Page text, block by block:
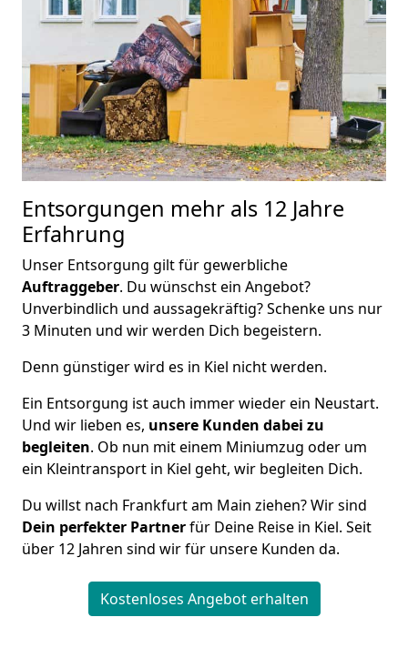
Entsorgungen mehr als 12 Jahre
Erfahrung
Unser Entsorgung gilt für gewerbliche
Auftraggeber. Du wünschst ein Angebot?
Unverbindlich und aussagekräftig? Schenke uns nur
3 Minuten und wir werden Dich begeistern.
Denn günstiger wird es in Kiel nicht werden.
Ein Entsorgung ist auch immer wieder ein Neustart.
Und wir lieben es, unsere Kunden dabei zu
begleiten. Ob nun mit einem Miniumzug oder um
ein Kleintransport in Kiel geht, wir begleiten Dich.
Du willst nach Frankfurt am Main ziehen? Wir sind
Dein perfekter Partnerfür Deine Reise in Kiel. Seit
über 12 Jahren sind wir für unsere Kunden da.
Kostenloses Angebot erhalten